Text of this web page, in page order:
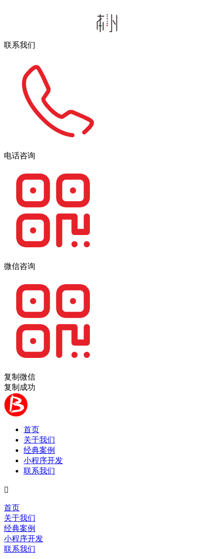
联系我们
电话咨询
微信咨询
复制微信
复制成功
首页
关于我们
经典案例
小程序开发
联系我们

首页
关于我们
经典案例
小程序开发
联系我们